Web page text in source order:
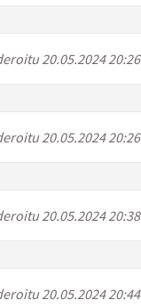
20.05.2024 20:26
20.05.2024 20:26
20.05.2024 20:38
20.05.2024 20:44